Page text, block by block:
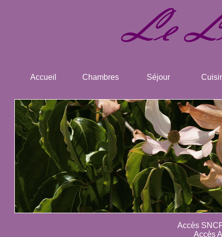
Accueil Chambres Séjour
Accès
Accès